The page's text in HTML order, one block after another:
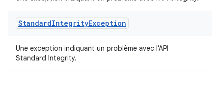
StandardIntegrityException
Une exception indiquant un problème avec l'API
Standard Integrity.